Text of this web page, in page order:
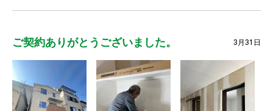
ご契約ありがとうございました。 3月31日